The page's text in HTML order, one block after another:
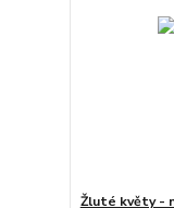
Žluté květy -